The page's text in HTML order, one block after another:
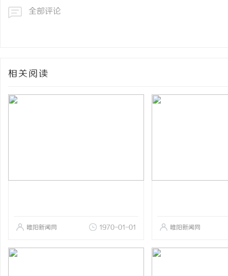
全部评论
相关阅读
睢阳新闻网 1970-01-01 睢阳新闻网